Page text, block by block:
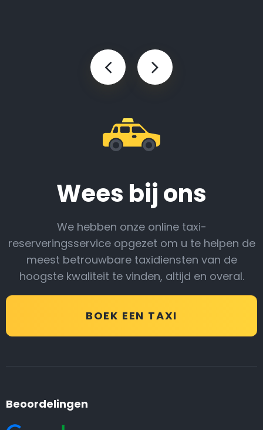
Wees bij ons
We hebben onze online taxi-
reserveringsservice opgezet om u te helpen de
meest betrouwbare taxidiensten van de
hoogste kwaliteit te vinden, altijd en overal.
BOEK EEN TAXI
Beoordelingen